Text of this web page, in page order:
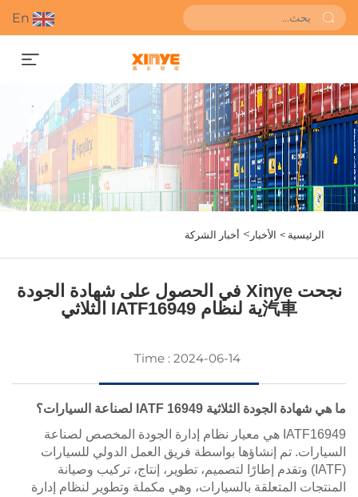
En
احصل على عرض أسعار
الرئيسية > الأخبار>أخبار الشركة
نجحت Xinye في الحصول على شهادة الجودة
汽車ية لنظام IATF16949 الثلاثي
Time : 2024-06-14
ما هي شهادة الجودة الثلاثية IATF 16949 لصناعة السيارات؟
IATF16949 هي معيار نظام إدارة الجودة المخصص لصناعة
السيارات. تم إنشاؤها بواسطة فريق العمل الدولي للسيارات
(IATF) وتقدم إطارًا لتصميم، تطوير، إنتاج، تركيب وصيانة
المنتجات المتعلقة بالسيارات، وهي مكملة وتطوير لنظام إدارة